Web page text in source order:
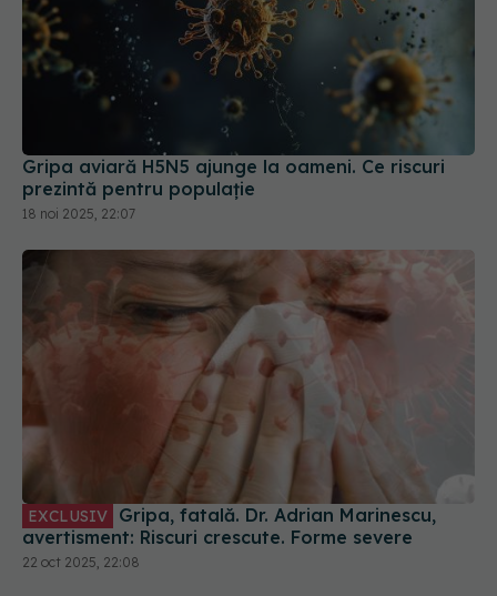
Gripa aviară H5N5 ajunge la oameni. Ce riscuri
prezintă pentru populație
18 noi 2025, 22:07
avertisment: Riscuri crescute. Forme severe
22 oct 2025, 22:08